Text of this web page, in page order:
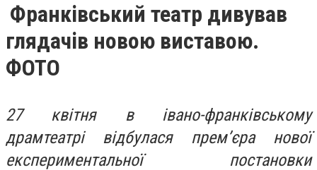
Франківський театр дивував
глядачів новою виставою.
ФОТО
27 квітня в івано-франківському
драмтеатрі відбулася прем’єра нової
експериментальної постановки